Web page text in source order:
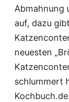
Abmahnung
auf, dazu
neuesten
schlummert